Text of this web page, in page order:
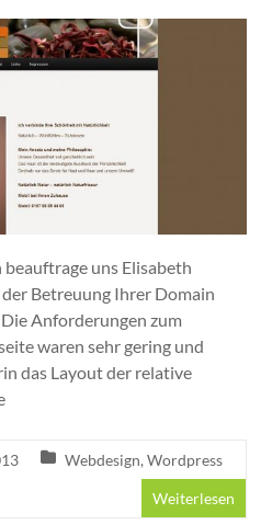
uns Elisabeth
Betreuung Ihrer Domain
Anforderungen zum
waren sehr gering und
das Layout der relative
Webdesign,Wordpress
Weiterlesen